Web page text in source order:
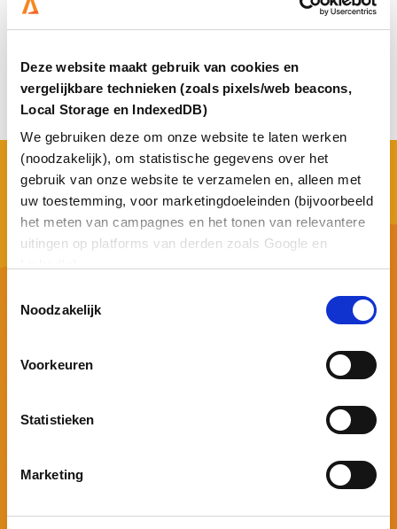
Deze website maakt gebruik van cookies en
vergelijkbare technieken (zoals pixels/web beacons,
Local Storage en IndexedDB)
We gebruiken deze om onze website te laten werken
(noodzakelijk), om statistische gegevens over het
gebruik van onze website te verzamelen en, alleen met
uw toestemming, voor marketingdoeleinden (bijvoorbeeld
het meten van campagnes en het tonen van relevantere
uitingen op platforms van derden zoals Google en
Noodzakelijk
Voorkeuren
Statistieken
Marketing
2402 NR Alphen aan den Rijn Nederland
frontoffice@asterict.nl